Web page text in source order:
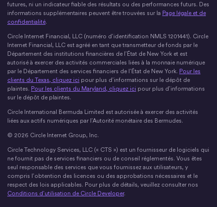
futures, ni un indicateur fiable des résultats ou des performances futurs. Des
informations supplémentaires peuvent être trouvées sur la Page légale et de
confidentialité.
Circle Internet Financial, LLC (numéro d’identification NMLS 1201441). Circle
Internet Financial, LLC est agréé en tant que transmetteur de fonds par le
Département des institutions financières de l’État de New York et est
autorisé à exercer des activités commerciales liées à la monnaie numérique
par le Département des services financiers de l’État de New York. Pour les
clients du Texas, cliquez ici pour plus d’informations sur le dépôt de
plaintes. Pour les clients du Maryland, cliquez ici pour plus d’informations
sur le dépôt de plaintes.
Circle International Bermuda Limited est autorisée à exercer des activités
liées aux actifs numériques par l’Autorité monétaire des Bermudes.
© 2026 Circle Internet Group, Inc.
Circle Technology Services, LLC (« CTS ») est un fournisseur de logiciels qui
ne fournit pas de services financiers ou de conseil réglementés. Vous êtes
seul responsable des services que vous fournissez aux utilisateurs, y
compris l’obtention des licences ou des approbations nécessaires et le
respect des lois applicables. Pour plus de détails, veuillez consulter nos
Conditions d’utilisation de Circle Developer.